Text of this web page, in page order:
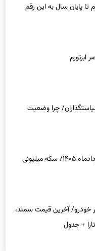
خودرو/ آخرین قیمت سمند،
+ جدول